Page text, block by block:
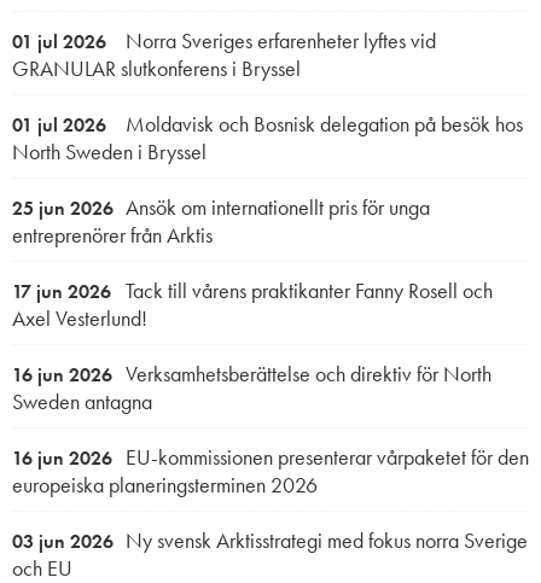
01 jul 2026
Norra Sveriges erfarenheter lyftes vid
GRANULAR slutkonferens i Bryssel
01 jul 2026
Moldavisk och Bosnisk delegation på besök hos
North Sweden i Bryssel
25 jun 2026 Ansök om internationellt pris för unga
entreprenörer från Arktis
17 jun 2026 Tack till vårens praktikanter Fanny Rosell och
Axel Vesterlund!
16 jun 2026 Verksamhetsberättelse och direktiv för North
Sweden antagna
16 jun 2026 EU-kommissionen presenterar vårpaketet för den
europeiska planeringsterminen 2026
03 jun 2026 Ny svensk Arktisstrategi med fokus norra Sverige
och EU